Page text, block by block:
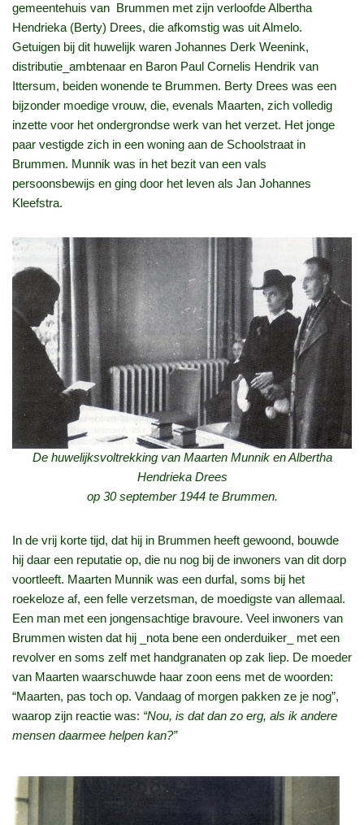
gemeentehuis van Brummen met zijn verloofde Albertha
Hendrieka (Berty) Drees, die afkomstig was uit Almelo.
Getuigen bij dit huwelijk waren Johannes Derk Weenink,
distributie_ambtenaar en Baron Paul Cornelis Hendrik van
Ittersum, beiden wonende te Brummen. Berty Drees was een
bijzonder moedige vrouw, die, evenals Maarten, zich volledig
inzette voor het ondergrondse werk van het verzet. Het jonge
paar vestigde zich in een woning aan de Schoolstraat in
Brummen. Munnik was in het bezit van een vals
persoonsbewijs en ging door het leven als Jan Johannes
Kleefstra.
De huwelijksvoltrekking van Maarten Munnik en Albertha
Hendrieka Drees
op 30 september 1944 te Brummen.
In de vrij korte tijd, dat hij in Brummen heeft gewoond, bouwde
hij daar een reputatie op, die nu nog bij de inwoners van dit dorp
voortleeft. Maarten Munnik was een durfal, soms bij het
roekeloze af, een felle verzetsman, de moedigste van allemaal.
Een man met een jongensachtige bravoure. Veel inwoners van
Brummen wisten dat hij _nota bene een onderduiker_ met een
revolver en soms zelf met handgranaten op zak liep. De moeder
van Maarten waarschuwde haar zoon eens met de woorden:
“Maarten, pas toch op. Vandaag of morgen pakken ze je nog”,
waarop zijn reactie was: “Nou, is dat dan zo erg, als ik andere
mensen daarmee helpen kan?”